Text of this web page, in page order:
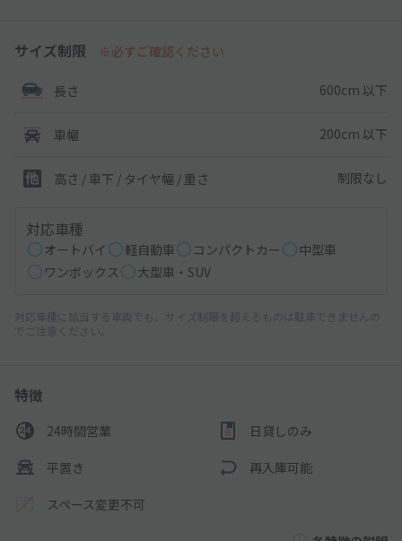
サイズ制限 ※必ずご確認ください
長さ 600cm 以下
車幅 200cm 以下
高さ / 車下 / タイヤ幅 / 重さ 制限なし
対応車種
オートバイ 軽自動車 コンパクトカー
中型車
ワンボックス
大型車・SUV
対応車種に該当する車両でも、サイズ制限を超えるものは駐車できませんの
でご注意ください。
特徴
24時間営業 日貸しのみ
平置き 再入庫可能
スペース変更不可